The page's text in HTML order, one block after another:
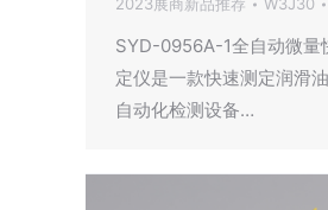
SYD-0956A-1全自动微量
定仪是一款快速测定润滑
自动化检测设备…